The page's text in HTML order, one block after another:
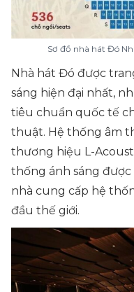
Sơ đồ nhà hát Đó
Nhà hát Đó được
sáng hiện đại nhất,
tiêu chuẩn quốc tế
thuật. Hệ thống âm
thương hiệu L-
thống ánh sáng
nhà cung cấp hệ
đầu thế giới.